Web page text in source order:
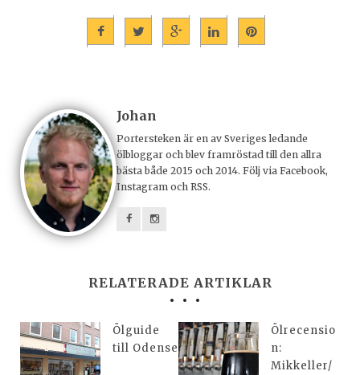
Johan
Portersteken är en av Sveriges ledande
ölbloggar och blev framröstad till den allra
bästa både 2015 och 2014. Följ via Facebook,
Instagram och RSS.
RELATERADE ARTIKLAR
Ölguide
till Odense
Ölrecensio
n:
Mikkeller/